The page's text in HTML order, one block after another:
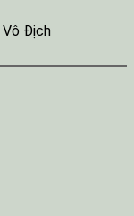
Vô Địch